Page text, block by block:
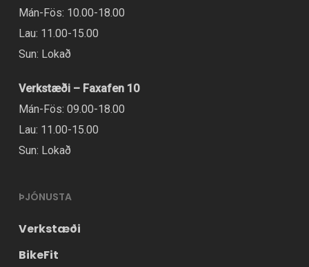
Mán-Fös: 10.00-18.00
Lau: 11.00-15.00
Sun: Lokað
Verkstæði – Faxafen 10
Mán-Fös: 09.00-18.00
Lau: 11.00-15.00
Sun: Lokað
ÞJÓNUSTA
Verkstæði
BikeFit